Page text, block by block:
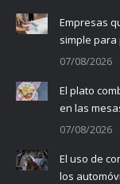
Empresas
simple
07/08/2026
El plato
en las
07/08/2026
El uso de
los